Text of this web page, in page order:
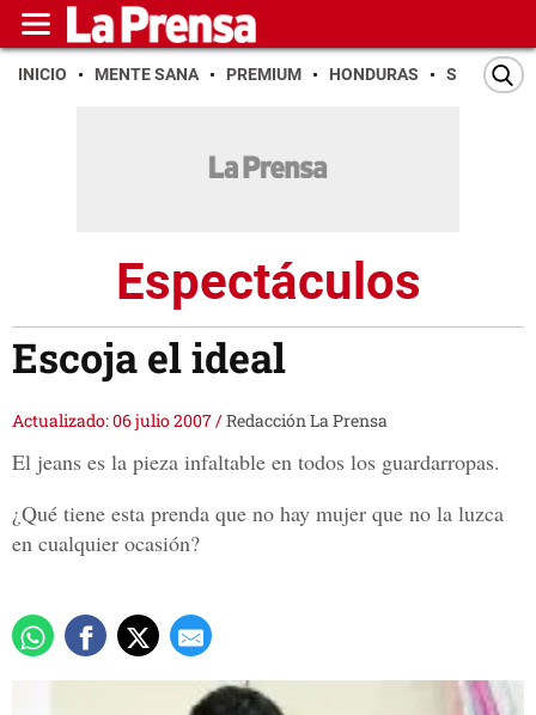
INICIO MENTE SANA PREMIUM HONDURAS SAN PEDRO
Espectáculos
Escoja el ideal
Actualizado: 06 julio 2007/Redacción La Prensa
El jeans es la pieza infaltable en todos los guardarropas.
¿Qué tiene esta prenda que no hay mujer que no la luzca
en cualquier ocasión?